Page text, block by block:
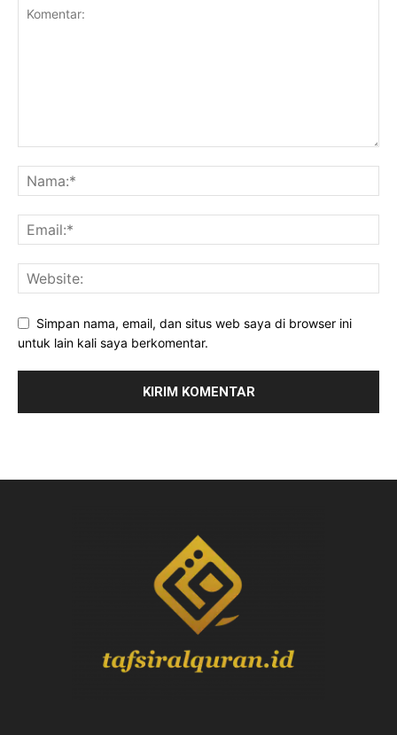
Simpan nama, email, dan situs web saya di browser ini
untuk lain kali saya berkomentar.